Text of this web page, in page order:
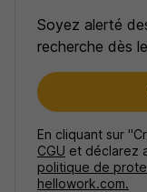
Soyez alerté
recherche dès
En cliquant sur
CGU et déclarez
politique de
hellowork.com.